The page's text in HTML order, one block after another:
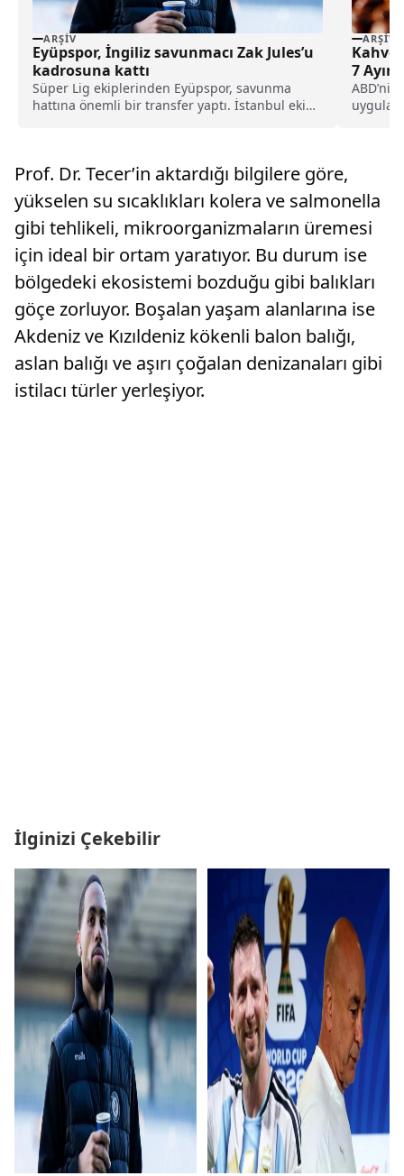
ARŞIV
Eyüpspor, İngiliz savunmacı Zak Jules’u
kadrosuna kattı
Süper Lig ekiplerinden Eyüpspor, savunma
hattına önemli bir transfer yaptı. İstanbul ekibi,
ARŞIV
Kahve
7 Ayın
Prof. Dr. Tecer’in aktardığı bilgilere göre,
yükselen su sıcaklıkları kolera ve salmonella
gibi tehlikeli, mikroorganizmaların üremesi
için ideal bir ortam yaratıyor. Bu durum ise
bölgedeki ekosistemi bozduğu gibi balıkları
göçe zorluyor. Boşalan yaşam alanlarına ise
Akdeniz ve Kızıldeniz kökenli balon balığı,
aslan balığı ve aşırı çoğalan denizanaları gibi
istilacı türler yerleşiyor.
İlginizi Çekebilir